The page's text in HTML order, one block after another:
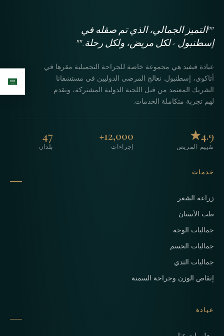
""التميز الجمالي، الذي تم صقله في
إسطنبول - لكل مريض، ولكل رحلة.""
عيادة فيفيد هي مجموعة خاصة للجراحة التجميلية مقرها في
أتاكوي، إسطنبول. نعالج المرضى الدوليين في مستشفانا
الشريك المعتمد من قبل اللجنة الدولية المشتركة، ونقدم
لهم تجربة متكاملة الخدمات.
4.9★
تقييم المريض
12,000+
إجراءات
47
بلدان
خدمات
زراعة الشعر
طب الأسنان
جماليات الوجه
جماليات الجسم
جماليات الثدي
إنقاص الوزن وجراحة السمنة
عيادة